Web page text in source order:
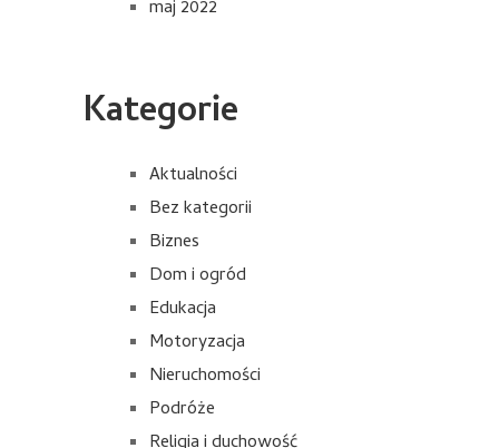
maj 2022
Kategorie
Aktualności
Bez kategorii
Biznes
Dom i ogród
Edukacja
Motoryzacja
Nieruchomości
Podróże